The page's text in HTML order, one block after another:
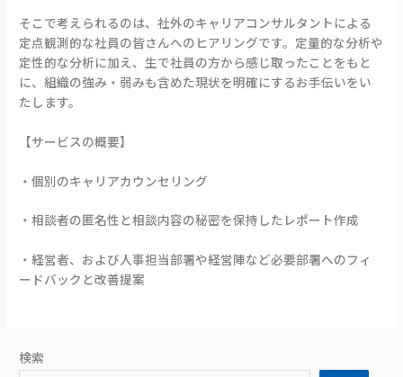
そこで考えられるのは、社外のキャリアコンサルタントによる
定点観測的な社員の皆さんへのヒアリングです。定量的な分析や
定性的な分析に加え、生で社員の方から感じ取ったことをもと
に、組織の強み・弱みも含めた現状を明確にするお手伝いをい
たします。
【サービスの概要】
・個別のキャリアカウンセリング
・相談者の匿名性と相談内容の秘密を保持したレポート作成
・経営者、および人事担当部署や経営陣など必要部署へのフィ
ードバックと改善提案
検索